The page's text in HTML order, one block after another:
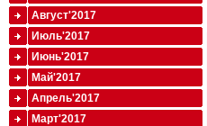
Август'2017
Июль'2017
Июнь'2017
Май'2017
Апрель'2017
Март'2017